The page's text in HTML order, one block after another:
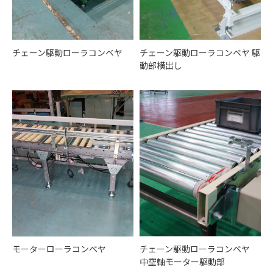
チェーン駆動ローラコンベヤ
チェーン駆動ローラコンベヤ 駆
動部横出し
モーターローラコンベヤ
チェーン駆動ローラコンベヤ
中空軸モーター駆動部